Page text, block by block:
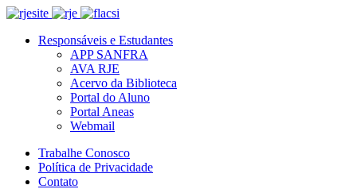
Responsáveis e Estudantes
APP SANFRA
AVA RJE
Acervo da Biblioteca
Portal do Aluno
Portal Aneas
Webmail
Trabalhe Conosco
Política de Privacidade
Contato